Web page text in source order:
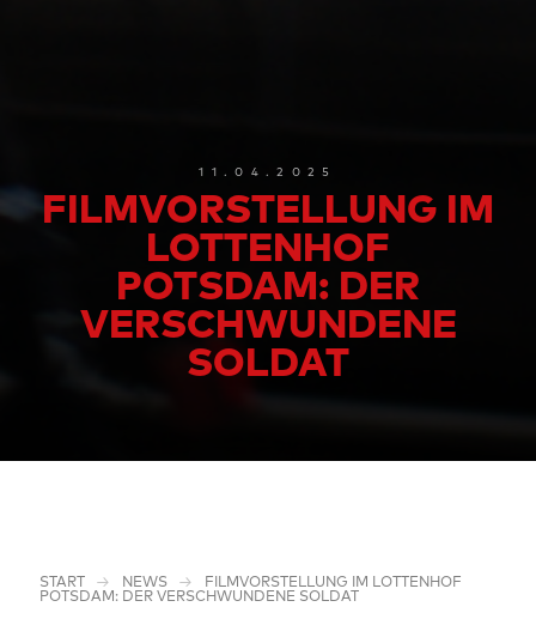
11.04.2025
FILMVORSTELLUNG IM
LOTTENHOF
POTSDAM: DER
VERSCHWUNDENE
SOLDAT
START NEWS
FILMVORSTELLUNG IM LOTTENHOF
POTSDAM: DER VERSCHWUNDENE SOLDAT